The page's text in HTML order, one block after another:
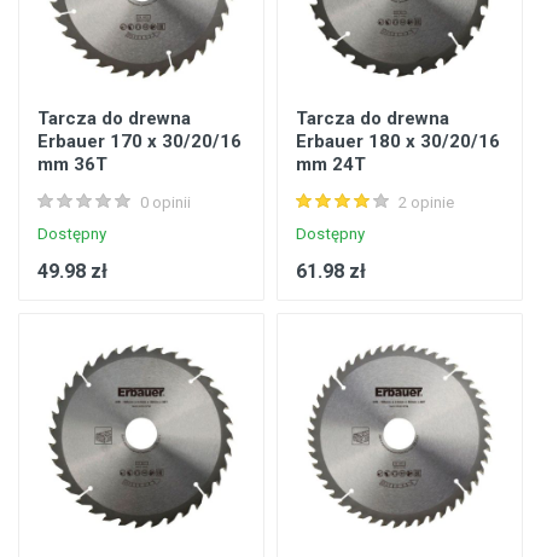
Tarcza do drewna
Erbauer 170 x 30/20/16
mm 36T
0 opinii
Dostępny
49.98 zł
Tarcza do drewna
Erbauer 180 x 30/20/16
mm 24T
2 opinie
Dostępny
61.98 zł